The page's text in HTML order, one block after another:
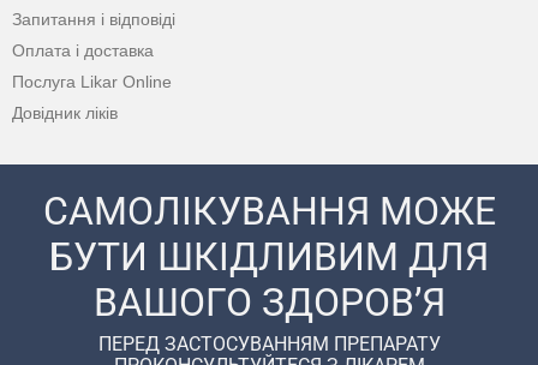
Запитання і відповіді
Оплата і доставка
Послуга Likar Online
Довідник ліків
САМОЛІКУВАННЯ МОЖЕ
БУТИ ШКІДЛИВИМ ДЛЯ
ВАШОГО ЗДОРОВ’Я
ПЕРЕД ЗАСТОСУВАННЯМ ПРЕПАРАТУ